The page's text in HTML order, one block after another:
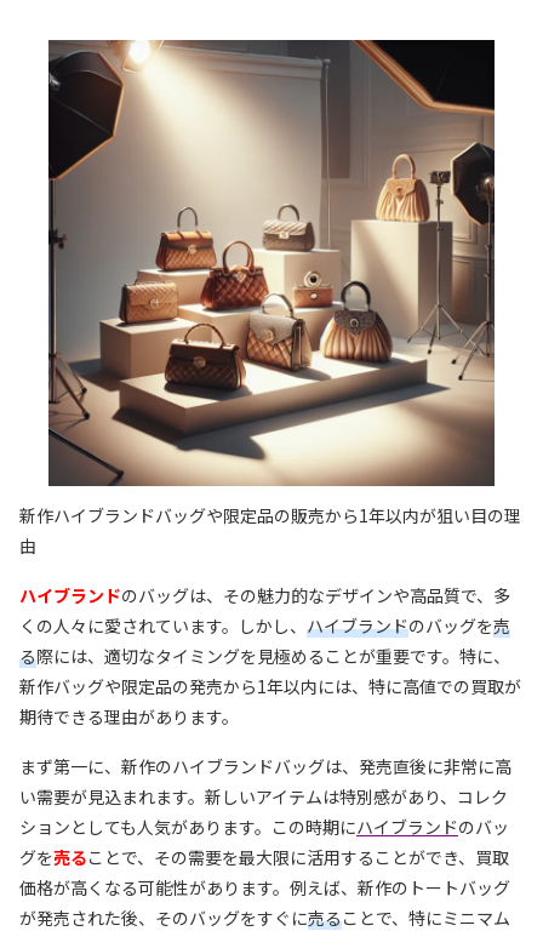
新作ハイブランドバッグや限定品の販売から1年以内が狙い目の理
由
ハイブランドのバッグは、その魅力的なデザインや高品質で、多
くの人々に愛されています。しかし、 ハイブランドのバッグを売
る際には、適切なタイミングを見極めることが重要です。特に、
新作バッグや限定品の発売から1年以内には、特に高値での買取が
期待できる理由があります。
まず第一に、新作のハイブランドバッグは、発売直後に非常に高
い需要が見込まれます。新しいアイテムは特別感があり、コレク
ションとしても人気があります。この時期にハイブランドのバッ
グを売ることで、その需要を最大限に活用することができ、買取
価格が高くなる可能性があります。例えば、新作のトートバッグ
が発売された後、そのバッグをすぐに売ることで、特にミニマム